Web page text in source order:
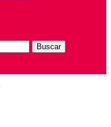
Buscar